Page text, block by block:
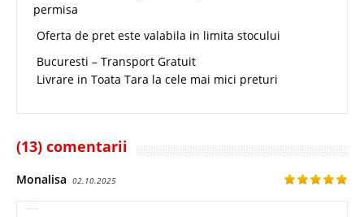
permisa
Oferta de pret este valabila in limita stocului
Bucuresti – Transport Gratuit
Livrare in Toata Tara la cele mai mici preturi
(13) comentarii
Monalisa 02.10.2025